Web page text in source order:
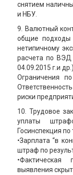
снятием
и НБУ.
9. Валютный
общие подходы
нетипичному
расчета по
04.09.2015 г.и др.).
Ограничения
риски
10. Трудовое
уплаты
Госинспекция по
•Зарплата “в
штраф по
выявления